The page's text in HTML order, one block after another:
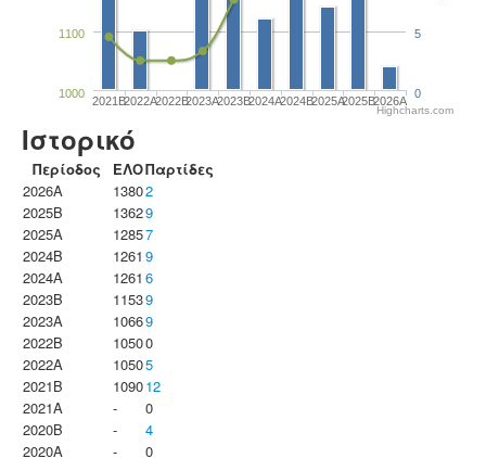
2021B2022A2022B2023Α2023B2024A2024B2025A2025B2026A
1000
1100
0
5
Highcharts.com
Ιστορικό
Περίοδος ΕΛΟΠαρτίδες
2026A
13802
2025B
13629
2025A
12857
2024B
1261 9
2024A
1261 6
2023B
11539
2023Α
10669
2022B
10500
2022A
10505
2021B
109012
2021A
-
0
2020B
-
4
2020A
- 0